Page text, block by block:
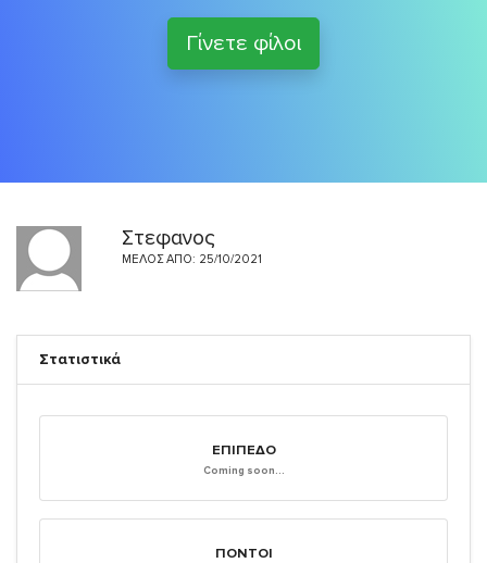
Γίνετε φίλοι
Στεφανος
ΜΈΛΟΣ ΑΠΌ: 25/10/2021
Στατιστικά
ΕΠΊΠΕΔΟ
Coming soon...
ΠΌΝΤΟΙ